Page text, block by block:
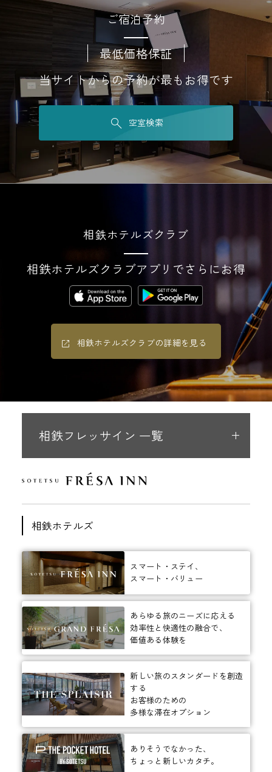
ご宿泊予約
最低価格保証
当サイトからの予約が最もお得です
空室検索
相鉄ホテルズクラブ
相鉄ホテルズクラブアプリでさらにお得
相鉄ホテルズクラブの詳細を見る
相鉄フレッサイン 一覧
相鉄ホテルズ
スマート・ステイ、
スマート・バリュー
あらゆる旅のニーズに応える
効率性と快適性の融合で、
価値ある体験を
新しい旅のスタンダードを創造
する
お客様のための
多様な滞在オプション
ありそうでなかった、
ちょっと新しいカタチ。